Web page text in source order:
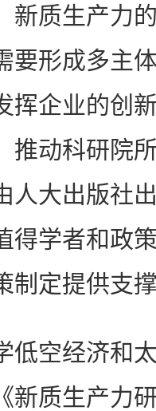
新质生产力
要形成多主
挥企业的创
推动科研院
人大出版社
得学者和政
制定提供支
空经济和太
新质生产力